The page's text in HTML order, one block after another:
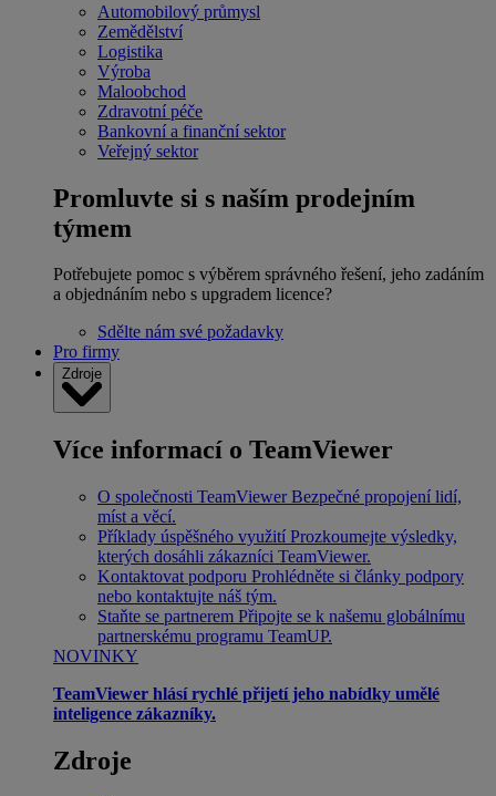
Automobilový průmysl
Zemědělství
Logistika
Výroba
Maloobchod
Zdravotní péče
Bankovní a finanční sektor
Veřejný sektor
Promluvte si s naším prodejním
týmem
Potřebujete pomoc s výběrem správného řešení, jeho zadáním
a objednáním nebo s upgradem licence?
Sdělte nám své požadavky
Pro firmy
Zdroje
Více informací o TeamViewer
O společnosti TeamViewer Bezpečné propojení lidí,
míst a věcí.
Příklady úspěšného využití Prozkoumejte výsledky,
kterých dosáhli zákazníci TeamViewer.
Kontaktovat podporu Prohlédněte si články podpory
nebo kontaktujte náš tým.
Staňte se partnerem Připojte se k našemu globálnímu
partnerskému programu TeamUP.
NOVINKY
TeamViewer hlásí rychlé přijetí jeho nabídky umělé
inteligence zákazníky.
Zdroje